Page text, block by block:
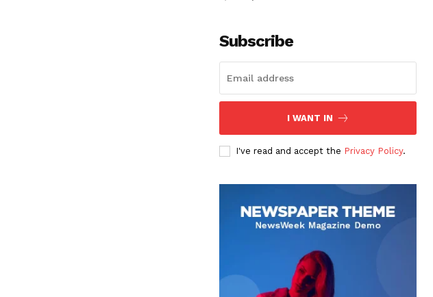
Subscribe
I WANT IN
I've read and accept the Privacy Policy.